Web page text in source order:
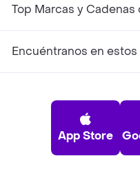
Top Marcas y
Encuéntranos en estos
App Store